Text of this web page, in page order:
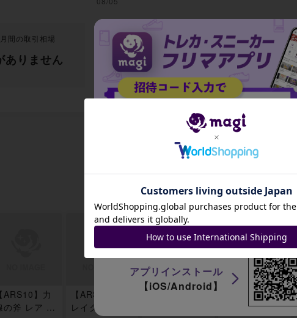
間の取引相場
ありません
全期間の平均取引額
データがありません
【ARS10】力
の斧 レア 3
【ARS10】ド
レイクの孵卵
【ARS10】全
【ARS10】冒
涜的布告 レア
招待コード
JA9XS8
アプリインストール
【iOS/Android】